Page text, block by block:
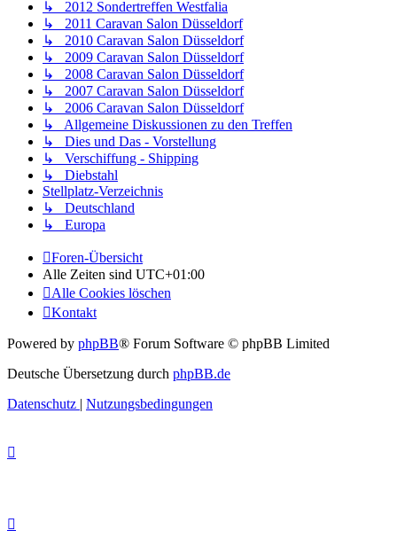
↳ 2012 Sondertreffen Westfalia
↳ 2011 Caravan Salon Düsseldorf
↳ 2010 Caravan Salon Düsseldorf
↳ 2009 Caravan Salon Düsseldorf
↳ 2008 Caravan Salon Düsseldorf
↳ 2007 Caravan Salon Düsseldorf
↳ 2006 Caravan Salon Düsseldorf
↳ Allgemeine Diskussionen zu den Treffen
↳ Dies und Das - Vorstellung
↳ Verschiffung - Shipping
↳ Diebstahl
Stellplatz-Verzeichnis
↳ Deutschland
↳ Europa
Foren-Übersicht
Alle Zeiten sind UTC+01:00
Alle Cookies löschen
Kontakt
Powered by phpBB® Forum Software © phpBB Limited
Deutsche Übersetzung durch phpBB.de
Datenschutz | Nutzungsbedingungen